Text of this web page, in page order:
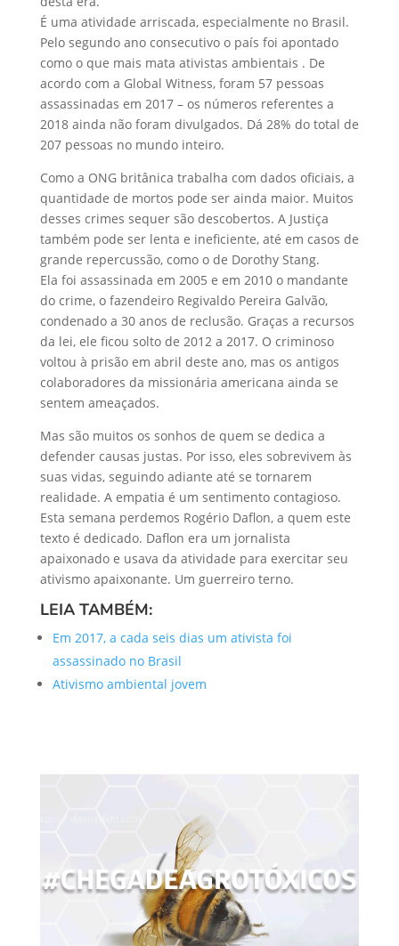
É uma atividade arriscada, especialmente no Brasil.
Pelo segundo ano consecutivo o país foi apontado
como o que mais mata ativistas ambientais . De
acordo com a Global Witness, foram 57 pessoas
assassinadas em 2017 – os números referentes a
2018 ainda não foram divulgados. Dá 28% do total de
207 pessoas no mundo inteiro.
Como a ONG britânica trabalha com dados oficiais, a
quantidade de mortos pode ser ainda maior. Muitos
desses crimes sequer são descobertos. A Justiça
também pode ser lenta e ineficiente, até em casos de
grande repercussão, como o de Dorothy Stang.
Ela foi assassinada em 2005 e em 2010 o mandante
do crime, o fazendeiro Regivaldo Pereira Galvão,
condenado a 30 anos de reclusão. Graças a recursos
da lei, ele ficou solto de 2012 a 2017. O criminoso
voltou à prisão em abril deste ano, mas os antigos
colaboradores da missionária americana ainda se
sentem ameaçados.
Mas são muitos os sonhos de quem se dedica a
defender causas justas. Por isso, eles sobrevivem às
suas vidas, seguindo adiante até se tornarem
realidade. A empatia é um sentimento contagioso.
Esta semana perdemos Rogério Daflon, a quem este
texto é dedicado. Daflon era um jornalista
apaixonado e usava da atividade para exercitar seu
ativismo apaixonante. Um guerreiro terno.
LEIA TAMBÉM:
Em 2017, a cada seis dias um ativista foi
assassinado no Brasil
Ativismo ambiental jovem